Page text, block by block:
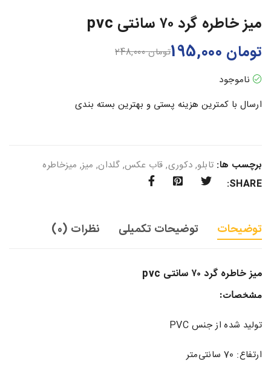
میز خاطره گرد ۷۰ سانتی pvc
تومان248,000 تومان
ناموجود
ارسال با کمترین هزینه پستی و بهترین بسته بندی
برچسب ها: تابلو, دکوری, قاب عکس, گلدان, میز, میزخاطره
SHARE:
توضیحات توضیحات تکمیلی نظرات (0)
میز خاطره گرد ۷۰ سانتی pvc
مشخصات:
تولید شده از جنس PVC
ارتفاع: 70 سانتی‌متر